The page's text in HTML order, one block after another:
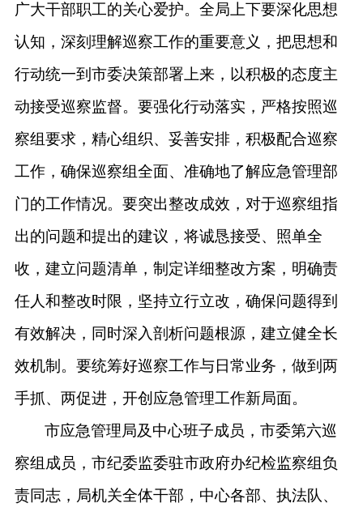
广大干部职工的关心爱护。全局上下要深化思想
认知，深刻理解巡察工作的重要意义，把思想和
行动统一到市委决策部署上来，以积极的态度主
动接受巡察监督。要强化行动落实，严格按照巡
察组要求，精心组织、妥善安排，积极配合巡察
工作，确保巡察组全面、准确地了解应急管理部
门的工作情况。要突出整改成效，对于巡察组指
出的问题和提出的建议，将诚恳接受、照单全
收，建立问题清单，制定详细整改方案，明确责
任人和整改时限，坚持立行立改，确保问题得到
有效解决，同时深入剖析问题根源，建立健全长
效机制。要统筹好巡察工作与日常业务，做到两
手抓、两促进，开创应急管理工作新局面。
市应急管理局及中心班子成员，市委第六巡
察组成员，市纪委监委驻市政府办纪检监察组负
责同志，局机关全体干部，中心各部、执法队、